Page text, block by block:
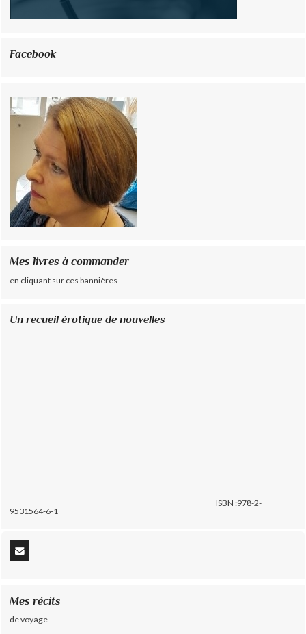
Facebook
Mes livres à commander
en cliquant sur ces bannières
Un recueil érotique de nouvelles
ISBN :978-2-
9531564-6-1
Mes récits
de voyage